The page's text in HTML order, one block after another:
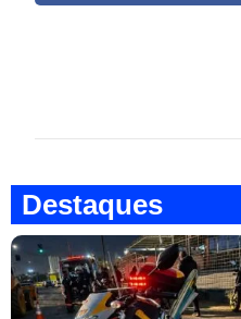
Destaques